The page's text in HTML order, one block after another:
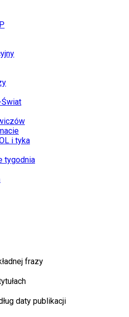
Świat
i tyka
tygodnia
frazy
daty publikacji